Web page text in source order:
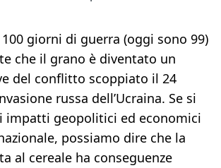
giorni di guerra (oggi sono 99)
che il grano è diventato un
del conflitto scoppiato il 24
russa dell’Ucraina. Se si
impatti geopolitici ed economici
possiamo dire che la
al cereale ha conseguenze